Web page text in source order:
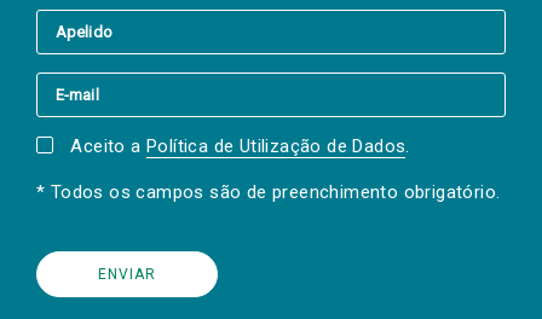
Aceito a Política de Utilização de Dados.
* Todos os campos são de preenchimento obrigatório.